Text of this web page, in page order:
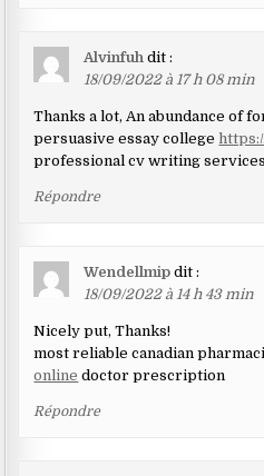
Alvinfuh dit :
18/09/2022 à 17 h 08 min
Thanks a lot, An abundance of
persuasive essay college
professional cv writing services
Répondre
Wendellmip dit :
18/09/2022 à 14 h 43 min
Nicely put, Thanks!
most reliable canadian
online doctor prescription
Répondre